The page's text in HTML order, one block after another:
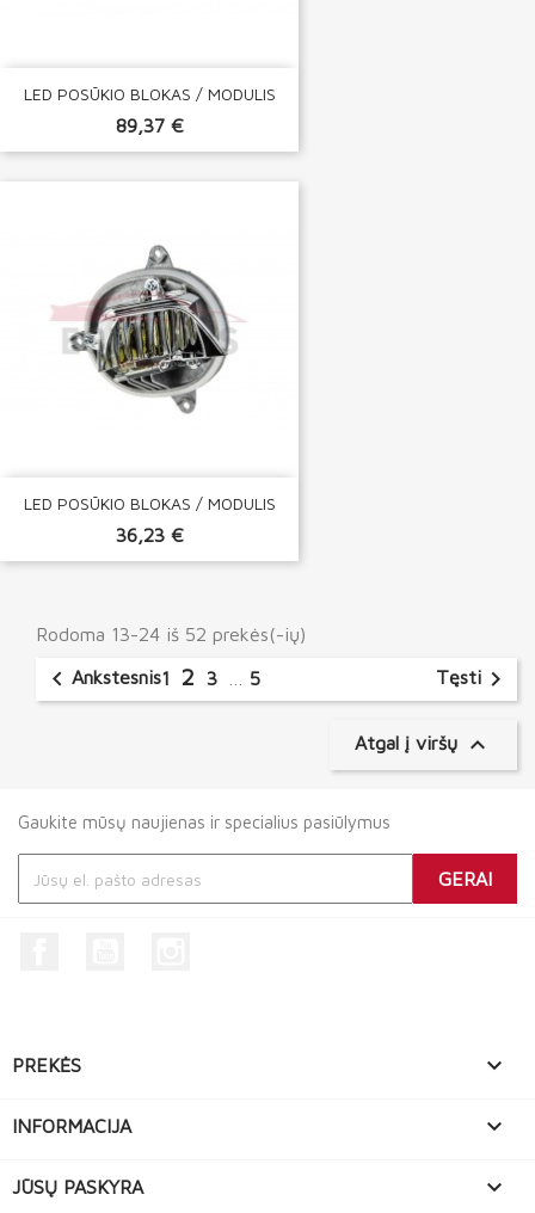
LED POSŪKIO BLOKAS / MODULIS
89,37 €
LED POSŪKIO BLOKAS / MODULIS
36,23 €
Rodoma 13-24 iš 52 prekės(-ių)
 Ankstesnis1 2 3 5 Tęsti 
Atgal į viršų 
Gaukite mūsų naujienas ir specialius pasiūlymus
PREKĖS 
INFORMACIJA 
JŪSŲ PASKYRA 